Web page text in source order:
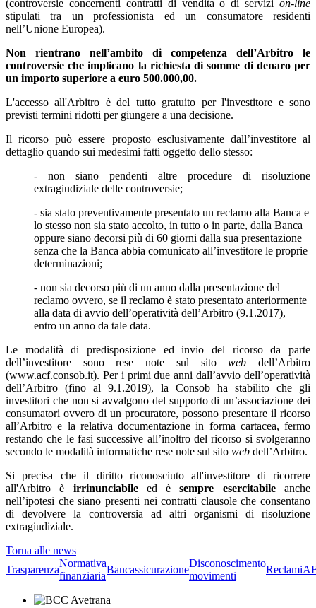
(controversie concernenti contratti di vendita o di servizi on-line
stipulati tra un professionista ed un consumatore residenti
nell’Unione Europea).
Non rientrano nell’ambito di competenza dell’Arbitro le
controversie che implicano la richiesta di somme di denaro per
un importo superiore a euro 500.000,00.
L'accesso all'Arbitro è del tutto gratuito per l'investitore e sono
previsti termini ridotti per giungere a una decisione.
Il ricorso può essere proposto esclusivamente dall’investitore al
dettaglio quando sui medesimi fatti oggetto dello stesso:
- non siano pendenti altre procedure di risoluzione
extragiudiziale delle controversie;
- sia stato preventivamente presentato un reclamo alla Banca e
lo stesso non sia stato accolto, in tutto o in parte, dalla Banca
oppure siano decorsi più di 60 giorni dalla sua presentazione
senza che la Banca abbia comunicato all’investitore le proprie
determinazioni;
- non sia decorso più di un anno dalla presentazione del
reclamo ovvero, se il reclamo è stato presentato anteriormente
alla data di avvio dell’operatività dell’Arbitro (9.1.2017),
entro un anno da tale data.
Le modalità di predisposizione ed invio del ricorso da parte
dell’investitore sono rese note sul sitowebdell’Arbitro
(www.acf.consob.it). Per i primi due anni dall’avvio dell’operatività
dell’Arbitro (fino al 9.1.2019), la Consob ha stabilito che gli
investitori che non si avvalgono del supporto di un’associazione dei
consumatori ovvero di un procuratore, possono presentare il ricorso
all’Arbitro e la relativa documentazione in forma cartacea, fermo
restando che le fasi successive all’inoltro del ricorso si svolgeranno
secondo le modalità informatiche rese note sul sito web dell’Arbitro.
Si precisa che il diritto riconosciuto all'investitore di ricorrere
all'Arbitro è irrinunciabileed èsempre esercitabileanche
nell’ipotesi che siano presenti nei contratti clausole che consentano
di devolvere la controversia ad altri organismi di risoluzione
extragiudiziale.
Torna alle news
Trasparenza
Normativa
finanziaria
Bancassicurazione
Disconoscimento
movimenti
Reclami